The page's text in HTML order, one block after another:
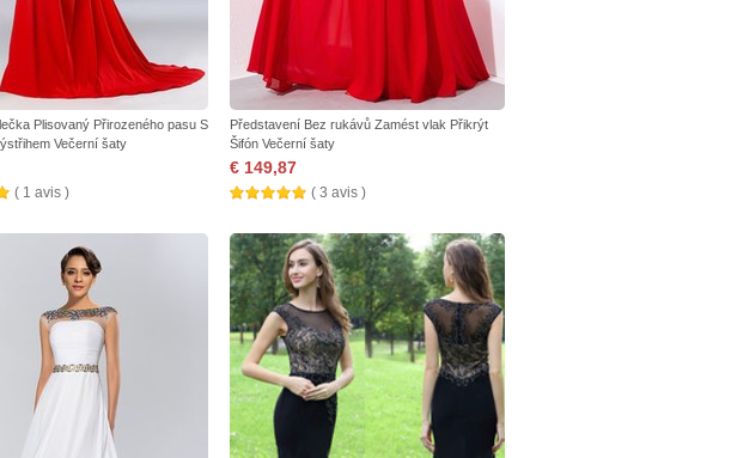
Plisovaný Přirozeného pasu S
Večerní šaty
( 1 avis )
Představení Bez rukávů Zamést vlak Přikrýt
Šifón Večerní šaty
€ 149,87
( 3 avis )